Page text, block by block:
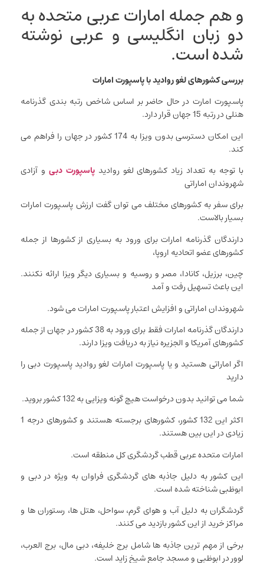
و هم جمله امارات عربی متحده به
دو زبان انگلیسی و عربی نوشته
شده است.
بررسی کشورهای لغو روادید با پاسپورت امارات
پاسپورت امارت در حال حاضر بر اساس شاخص رتبه بندی گذرنامه
هنلی در رتبه 15 جهان قرار دارد.
این امکان دسترسی بدون ویزا به 174 کشور در جهان را فراهم می
کند.
با توجه به تعداد زیاد کشورهای لغو روادیدپاسپورت دبی و آزادی
شهروندان اماراتی
برای سفر به کشورهای مختلف می توان گفت ارزش پاسپورت امارات
بسیار بالاست.
دارندگان گذرنامه امارات برای ورود به بسیاری از کشورها از جمله
کشورهای عضو اتحادیه اروپا،
چین، برزیل، کانادا، مصر و روسیه و بسیاری دیگر ویزا ارائه نکنند.
این باعث تسهیل رفت و آمد
شهروندان اماراتی و افزایش اعتبار پاسپورت امارات می شود.
دارندگان گذرنامه امارات فقط برای ورود به 38 کشور در جهان از جمله
کشورهای آمریکا و الجزیره نیاز به دریافت ویزا دارند.
اگر اماراتی هستید و یا پاسپورت امارات لغو روادید پاسپورت دبی را
دارید
شما می توانید بدون درخواست هیچ گونه ویزایی به 132 کشور بروید.
اکثر این 132 کشور، کشورهای برجسته هستند و کشورهای درجه 1
زیادی در این بین هستند.
امارات متحده عربی قطب گردشگری کل منطقه است.
این کشور به دلیل جاذبه های گردشگری فراوان به ویژه در دبی و
ابوظبی شناخته شده است.
گردشگران به دلیل آب و هوای گرم، سواحل، هتل ها، رستوران ها و
مراکز خرید از این کشور بازدید می کنند.
برخی از مهم ترین جاذبه ها شامل برج خلیفه، دبی مال، برج العرب،
لوور در ابوظبی و مسجد جامع شیخ زاید است.